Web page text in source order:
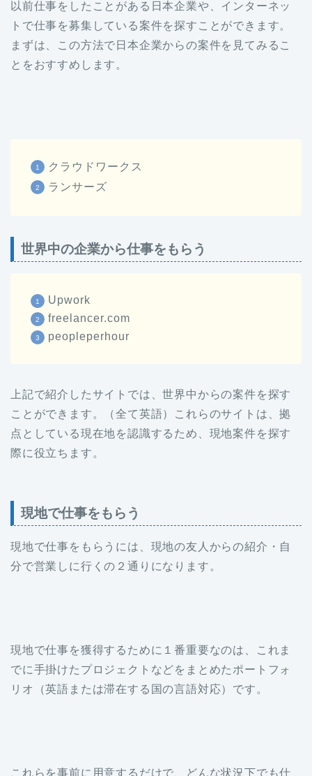
以前仕事をしたことがある日本企業や、インターネッ
トで仕事を募集している案件を探すことができます。
まずは、この方法で日本企業からの案件を見てみるこ
とをおすすめします。
クラウドワークス
ランサーズ
世界中の企業から仕事をもらう
Upwork
freelancer.com
peopleperhour
上記で紹介したサイトでは、世界中からの案件を探す
ことができます。（全て英語）これらのサイトは、拠
点としている現在地を認識するため、現地案件を探す
際に役立ちます。
現地で仕事をもらう
現地で仕事をもらうには、現地の友人からの紹介・自
分で営業しに行くの２通りになります。
現地で仕事を獲得するために１番重要なのは、これま
でに手掛けたプロジェクトなどをまとめたポートフォ
リオ（英語または滞在する国の言語対応）です。
これらを事前に用意するだけで、どんな状況下でも仕